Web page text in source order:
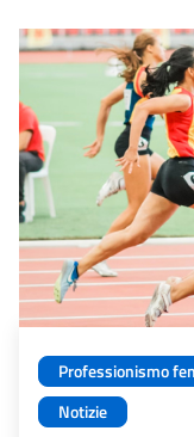
Professionismo
Notizie